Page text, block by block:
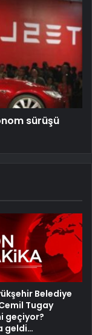
sürüşü
Belediye
Tugay
geçiyor?
geldi…